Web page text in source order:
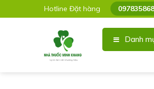
Hotline Đặt hàng
Danh